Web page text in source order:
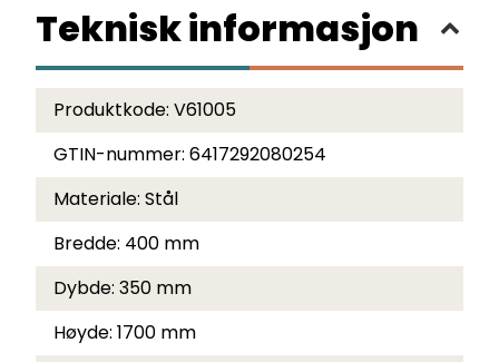
Teknisk informasjon
Produktkode: V61005
GTIN-nummer: 6417292080254
Materiale: Stål
Bredde: 400 mm
Dybde: 350 mm
Høyde: 1700 mm